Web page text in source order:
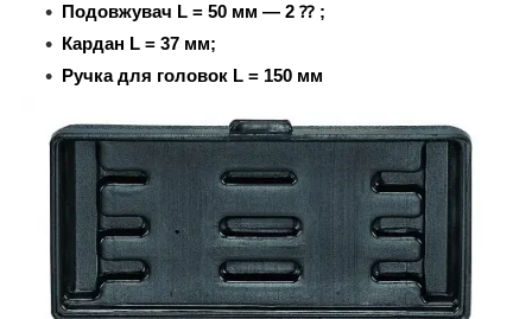
Подовжувач L = 50 мм — 2 ⁇ ;
Кардан L = 37 мм;
Ручка для головок L = 150 мм